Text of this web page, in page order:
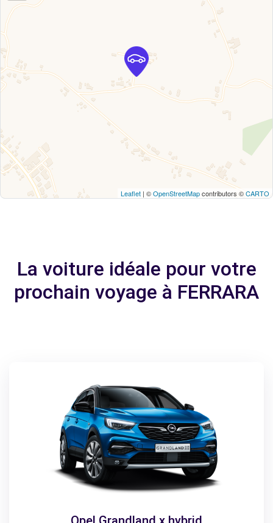
Leaflet | ©OpenStreetMapcontributors ©CARTO
La voiture idéale pour votre
prochain voyage à FERRARA